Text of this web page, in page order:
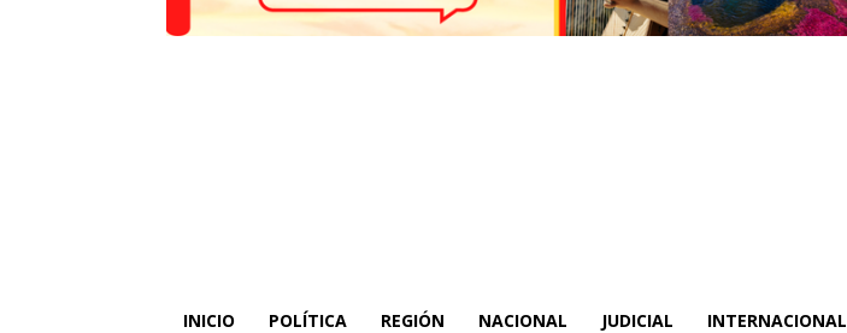
INICIO POLÍTICA REGIÓN NACIONAL JUDICIAL INTERNACIONAL